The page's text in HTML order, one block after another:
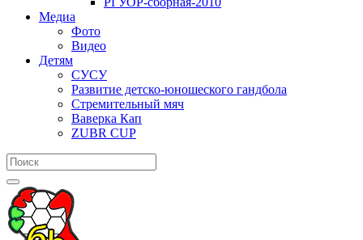
Медиа
Фото
Видео
Детям
СУСУ
Развитие детско-юношеского гандбола
Стремительный мяч
Ваверка Кап
ZUBR CUP